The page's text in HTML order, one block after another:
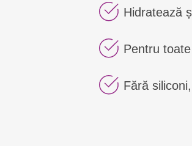
Hidratează
Pentru
Fără